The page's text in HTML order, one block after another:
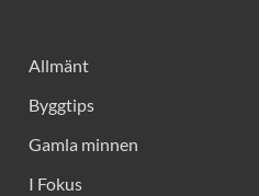
Allmänt
Byggtips
Gamla minnen
I Fokus